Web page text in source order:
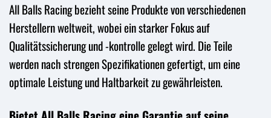
All Balls Racing bezieht seine Produkte von verschiedenen
Herstellern weltweit, wobei ein starker Fokus auf
Qualitätssicherung und -kontrolle gelegt wird. Die Teile
werden nach strengen Spezifikationen gefertigt, um eine
optimale Leistung und Haltbarkeit zu gewährleisten.